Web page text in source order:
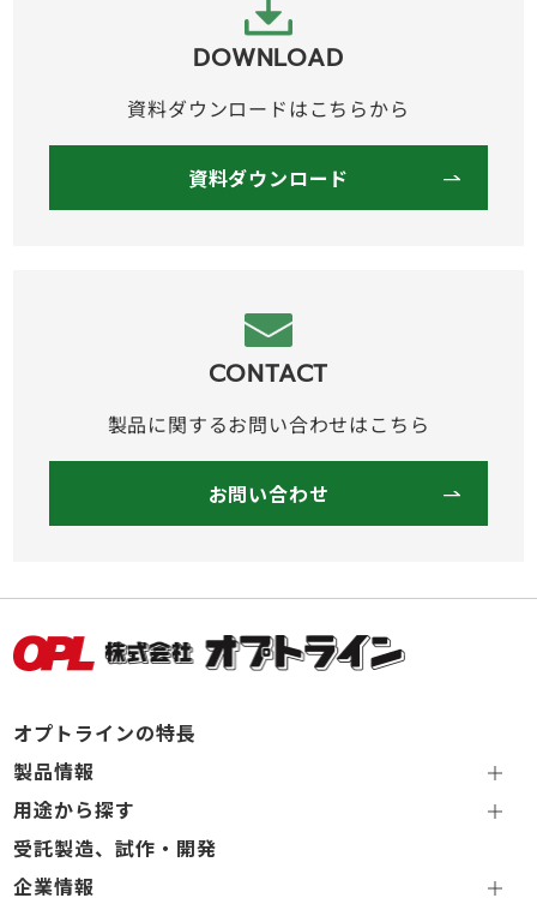
DOWNLOAD
資料ダウンロードはこちらから
資料ダウンロード
CONTACT
製品に関するお問い合わせはこちら
お問い合わせ
オプトラインの特長
製品情報
用途から探す
受託製造、試作・開発
企業情報